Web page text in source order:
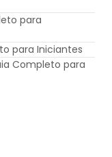
para
para Iniciantes
Completo para